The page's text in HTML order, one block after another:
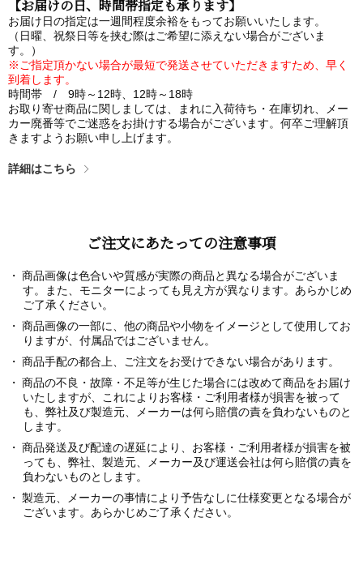
【お届けの日、時間帯指定も承ります】
お届け日の指定は一週間程度余裕をもってお願いいたします。
（日曜、祝祭日等を挟む際はご希望に添えない場合がございま
す。）
※ご指定頂かない場合が最短で発送させていただきますため、早く
到着します。
時間帯 / 9時～12時、12時～18時
お取り寄せ商品に関しましては、まれに入荷待ち・在庫切れ、メー
カー廃番等でご迷惑をお掛けする場合がございます。何卒ご理解頂
きますようお願い申し上げます。
詳細はこちら
ご注文にあたっての注意事項
商品画像は色合いや質感が実際の商品と異なる場合がございま
す。また、モニターによっても見え方が異なります。あらかじめ
ご了承ください。
商品画像の一部に、他の商品や小物をイメージとして使用してお
りますが、付属品ではございません。
商品手配の都合上、ご注文をお受けできない場合があります。
商品の不良・故障・不足等が生じた場合には改めて商品をお届け
いたしますが、これによりお客様・ご利用者様が損害を被って
も、弊社及び製造元、メーカーは何ら賠償の責を負わないものと
します。
商品発送及び配達の遅延により、お客様・ご利用者様が損害を被
っても、弊社、製造元、メーカー及び運送会社は何ら賠償の責を
負わないものとします。
製造元、メーカーの事情により予告なしに仕様変更となる場合が
ございます。あらかじめご了承ください。